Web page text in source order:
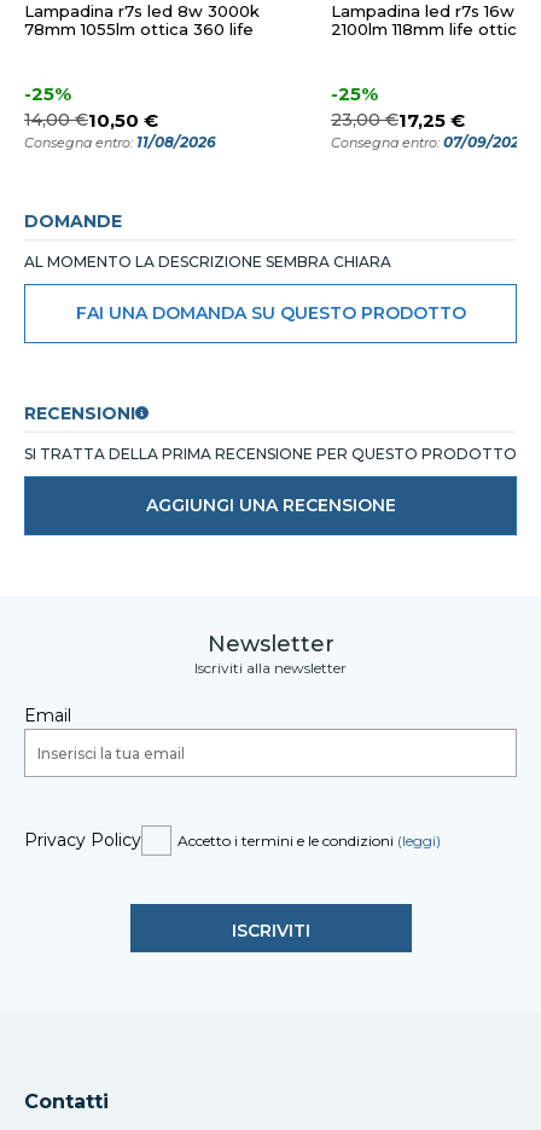
Lampadina r7s led 8w 3000k
78mm 1055lm ottica 360 life
-25%
14,00 €10,50 €
Consegna entro: 11/08/2026
Lampadina led r7s 16w
2100lm 118mm life ottica
-25%
23,00 €17,25 €
Consegna entro: 07/09/2026
DOMANDE
AL MOMENTO LA DESCRIZIONE SEMBRA CHIARA
FAI UNA DOMANDA SU QUESTO PRODOTTO
RECENSIONI
SI TRATTA DELLA PRIMA RECENSIONE PER QUESTO PRODOTTO
AGGIUNGI UNA RECENSIONE
Newsletter
Iscriviti alla newsletter
Email
Privacy Policy Accetto i termini e le condizioni (leggi)
Contatti